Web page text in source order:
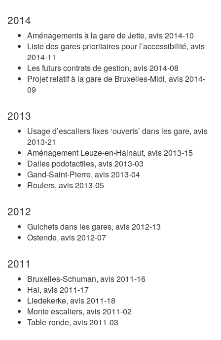
2014
Aménagements à la gare de Jette, avis 2014-10
Liste des gares prioritaires pour l’accessibilité, avis
2014-11
Les futurs contrats de gestion, avis 2014-08
Projet relatif à la gare de Bruxelles-Midi, avis 2014-
09
2013
Usage d’escaliers fixes ‘ouverts’ dans les gare, avis
2013-21
Aménagement Leuze-en-Hainaut, avis 2013-15
Dalles podotactiles, avis 2013-03
Gand-Saint-Pierre, avis 2013-04
Roulers, avis 2013-05
2012
Guichets dans les gares, avis 2012-13
Ostende, avis 2012-07
2011
Bruxelles-Schuman, avis 2011-16
Hal, avis 2011-17
Liedekerke, avis 2011-18
Monte escaliers, avis 2011-02
Table-ronde, avis 2011-03